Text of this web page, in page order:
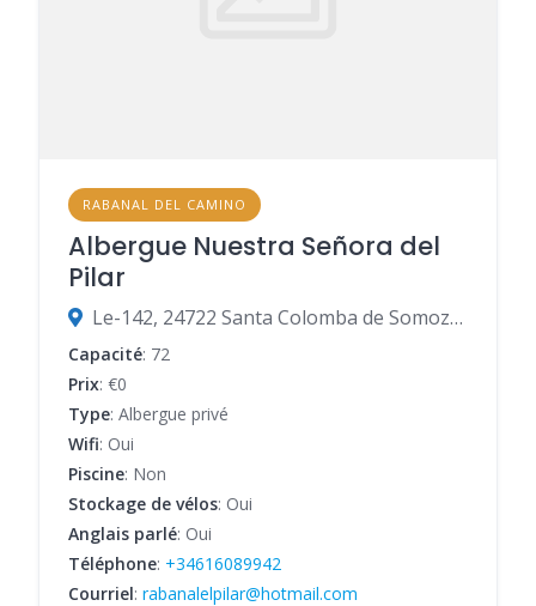
RABANAL DEL CAMINO
Albergue Nuestra Señora del
Pilar
Le-142, 24722 Santa Colomba de Somoza, León, Espagne
Capacité: 72
Prix: €0
Type: Albergue privé
Wifi: Oui
Piscine: Non
Stockage de vélos: Oui
Anglais parlé: Oui
Téléphone: +34616089942
Courriel: rabanalelpilar@hotmail.com